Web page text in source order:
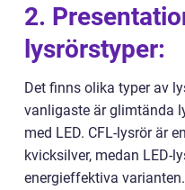
2.
lysrörstyper:
Det finns olika typer av
vanligaste är glimtända
med LED. CFL-lysrör är
kvicksilver, medan LED-
energieffektiva